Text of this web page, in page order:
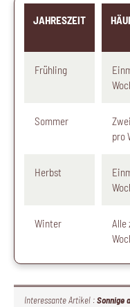
JAHRESZEIT
Frühling
Sommer
pro
Herbst
Winter
Alle
Interessante Artikel :Sonnige